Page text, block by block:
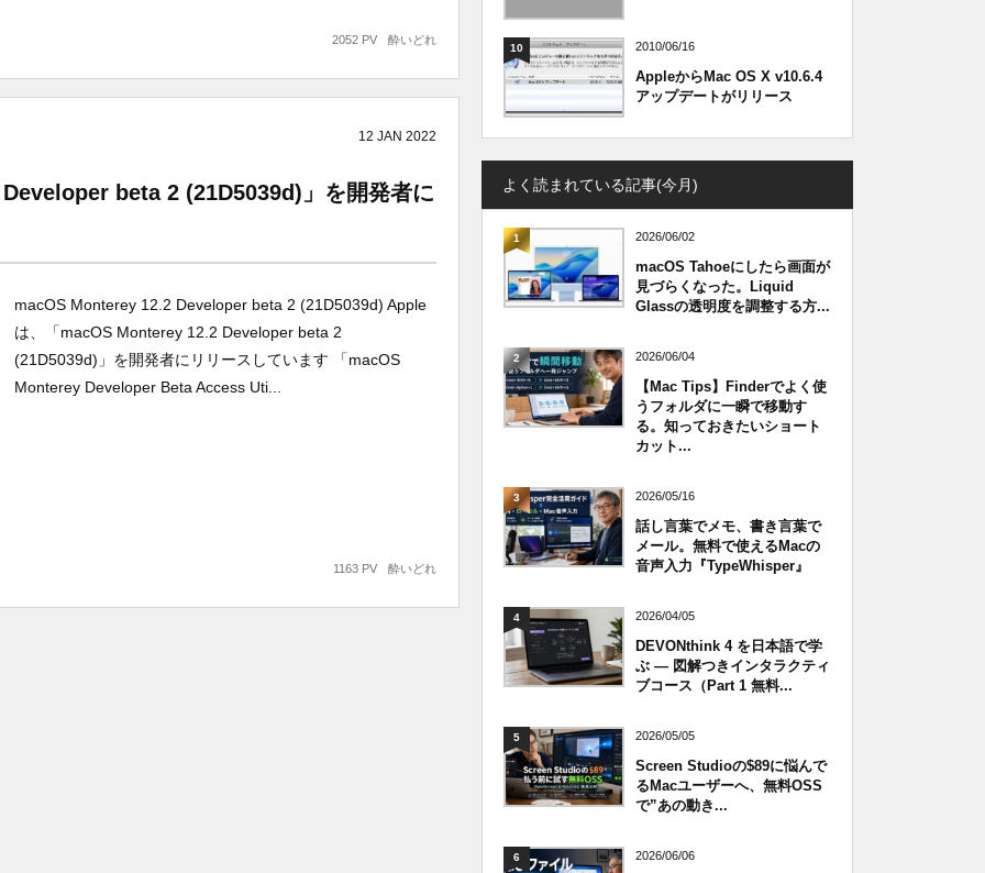
酔いどれ
2052 PV
12 JAN 2022
beta 2 (21D5039d)」を開発者に
macOS Monterey 12.2 Developer beta 2 (21D5039d) Apple
は、「macOS Monterey 12.2 Developer beta 2
(21D5039d)」を開発者にリリースしています 「macOS
Monterey Developer Beta Access Uti...
酔いどれ
1163 PV
10 2010/06/16
AppleからMac OS X v10.6.4
アップデートがリリース
よく読まれている記事(今月)
1 2026/06/02
macOS Tahoeにしたら画面が
見づらくなった。Liquid
Glassの透明度を調整する方...
2 2026/06/04
【Mac Tips】Finderでよく使
うフォルダに一瞬で移動す
る。知っておきたいショート
カット...
3 2026/05/16
話し言葉でメモ、書き言葉で
メール。無料で使えるMacの
音声入力『TypeWhisper』
4 2026/04/05
DEVONthink 4 を日本語で学
ぶ — 図解つきインタラクティ
ブコース（Part 1 無料...
5 2026/05/05
Screen Studioの$89に悩んで
るMacユーザーへ、無料OSS
で”あの動き...
6 2026/06/06